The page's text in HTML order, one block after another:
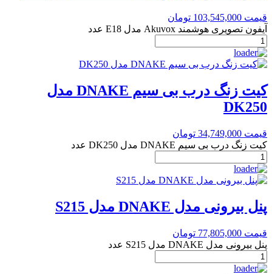
قیمت 103,545,000 تومان
آیفون تصویری هوشمند Akuvox مدل E18 عدد
کیت زنگ درب بی سیم DNAKE مدل
DK250
قیمت 34,749,000 تومان
کیت زنگ درب بی سیم DNAKE مدل DK250 عدد
پنل بیرونی مدل DNAKE مدل S215
قیمت 77,805,000 تومان
پنل بیرونی مدل DNAKE مدل S215 عدد